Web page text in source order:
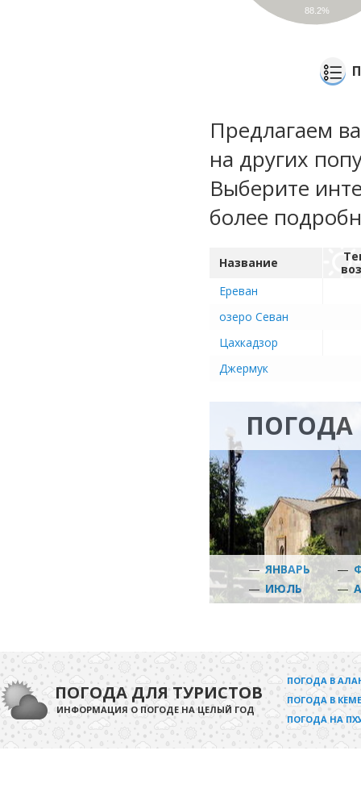
88.2%
Предлагаем
на других
Выберите
более
Название
Ереван
озеро Севан
Цахкадзор
Джермук
ПОГОДА
—ЯНВАРЬ —
—ИЮЛЬ —
ПОГОДА ДЛЯ ТУРИСТОВ
ИНФОРМАЦИЯ О ПОГОДЕ НА ЦЕЛЫЙ ГОД
ПОГОДА В
ПОГОДА В
ПОГОДА НА